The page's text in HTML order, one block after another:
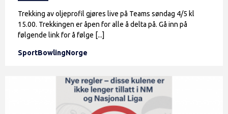
SportBowlingNorge
Trekking av oljeprofil gjøres live på Teams søndag 4/5 kl
15.00. Trekkingen er åpen for alle å delta på. Gå inn på
følgende link for å følge [...]